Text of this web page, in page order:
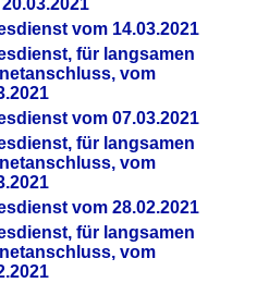
vom 14.03.2021
für langsamen
vom
vom 07.03.2021
für langsamen
vom
vom 28.02.2021
für langsamen
vom